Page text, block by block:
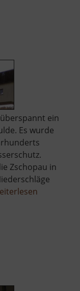
ein
Es wurde
Zschopau in